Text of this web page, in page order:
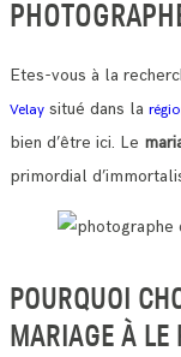
Etes-vous à la
Velay situé dans la
bien d’être ici. Le
primordial
POURQUOI
MARIAGE À LE